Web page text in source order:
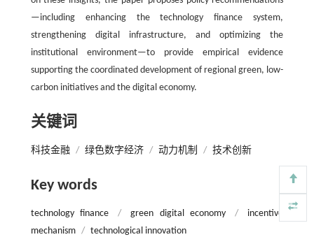
—including enhancing the technology finance system,
strengthening digital infrastructure, and optimizing the
institutional environment—to provide empirical evidence
supporting the coordinated development of regional green, low-
carbon initiatives and the digital economy.
关键词
科技金融 / 绿色数字经济 / 动力机制 / 技术创新
Key words
technology finance / green digital economy /
incentive
mechanism / technological innovation